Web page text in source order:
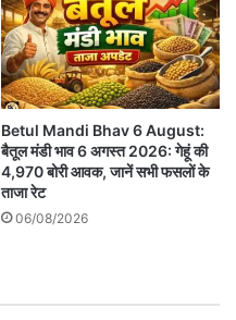
Betul Mandi Bhav 6 August:
बैतूल मंडी भाव 6 अगस्त 2026: गेहूं की
4,970 बोरी आवक, जानें सभी फसलों के
ताजा रेट
06/08/2026